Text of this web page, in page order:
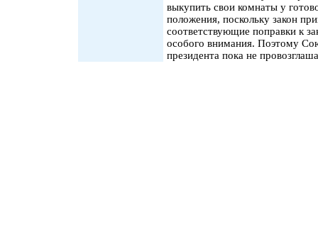
выкупить свои комнаты у
положения, поскольку закон
соответствующие поправки к
особого внимания. Поэтому
президента пока не